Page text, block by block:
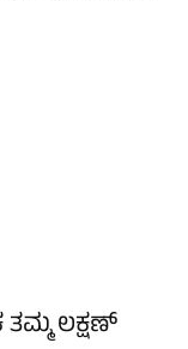
ಲಕ್ಷಣ್